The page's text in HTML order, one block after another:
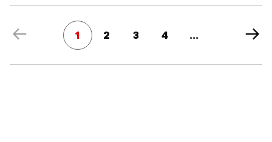
1 2 3 4 ...